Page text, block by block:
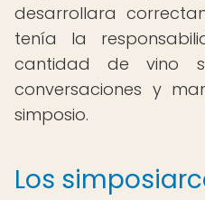
desarrollara
tenía la
cantidad de vino
conversaciones y
simposio.
Los